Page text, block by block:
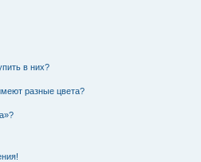
в них?
разные цвета?